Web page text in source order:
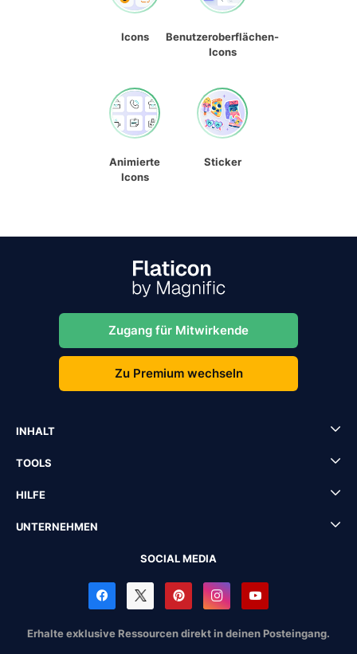
Icons
Benutzeroberflächen-
Icons
Animierte
Icons
Sticker
Zugang für Mitwirkende
Zu Premium wechseln
INHALT
TOOLS
HILFE
UNTERNEHMEN
SOCIAL MEDIA
Erhalte exklusive Ressourcen direkt in deinen Posteingang.